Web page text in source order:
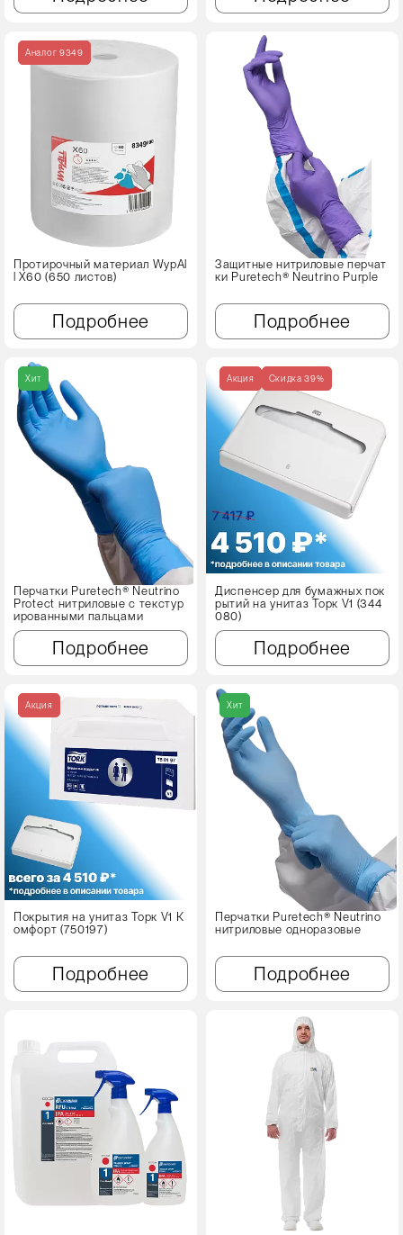
Аналог 9349
Протирочный материал WypAl
l X60 (650 листов)
Подробнее
Защитные нитриловые перчат
ки Puretech® Neutrino Purple
Подробнее
Хит
Перчатки Puretech® Neutrino
Protect нитриловые с текстур
ированными пальцами
Подробнее
Акция Cкидка 39%
Диспенсер для бумажных пок
рытий на унитаз Торк V1 (344
080)
Подробнее
Акция
Покрытия на унитаз Торк V1 К
омфорт (750197)
Подробнее
Хит
Перчатки Puretech® Neutrino
нитриловые одноразовые
Подробнее